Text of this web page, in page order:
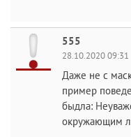
555
28.10.2020 09:31
Даже не с
пример
быдла:
окружающим